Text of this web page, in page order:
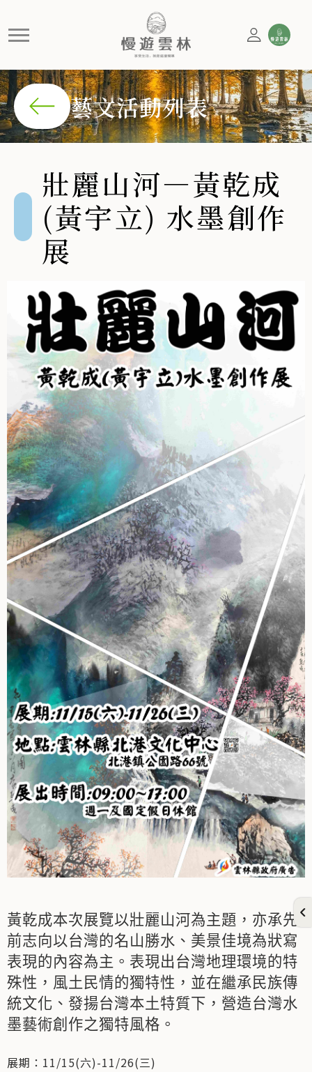
壯麗山河—黃乾成(黃宇立) 水
黃乾成本次展覽以壯麗山河為主題，亦承先前志向以台灣
藝文活動列表
壯麗山河—黃乾成
(黃宇立) 水墨創作
展
黃乾成本次展覽以壯麗山河為主題，亦承先
前志向以台灣的名山勝水、美景佳境為狀寫
表現的內容為主。表現出台灣地理環境的特
殊性，風土民情的獨特性，並在繼承民族傳
統文化、發揚台灣本土特質下，營造台灣水
墨藝術創作之獨特風格。
展期：11/15(六)-11/26(三)